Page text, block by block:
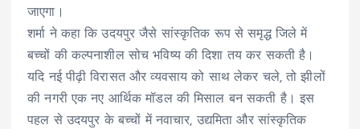
जाएगा।
शर्मा ने कहा कि उदयपुर जैसे सांस्कृतिक रूप से समृद्ध जिले में
बच्चों की कल्पनाशील सोच भविष्य की दिशा तय कर सकती है।
यदि नई पीढ़ी विरासत और व्यवसाय को साथ लेकर चले, तो झीलों
की नगरी एक नए आर्थिक मॉडल की मिसाल बन सकती है। इस
पहल से उदयपुर के बच्चों में नवाचार, उद्यमिता और सांस्कृतिक